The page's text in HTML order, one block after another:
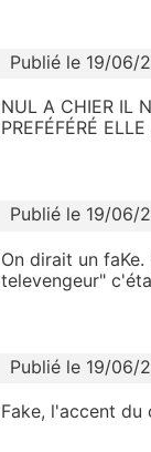
Publié le 19/06/
NUL A CHIER IL
PREFÉFÉRÉ
Publié le 19/06/
On dirait un
televengeur"
Publié le 19/06/
Fake, l'accent du